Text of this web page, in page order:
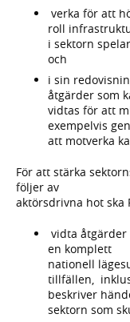
verka för att
roll
i sektorn
och
i sin
åtgärder som
vidtas för att
exempelvis
att motverka
För att stärka
följer av
aktörsdrivna hot ska
vidta
en komplett
nationell
tillfällen,
beskriver
sektorn som